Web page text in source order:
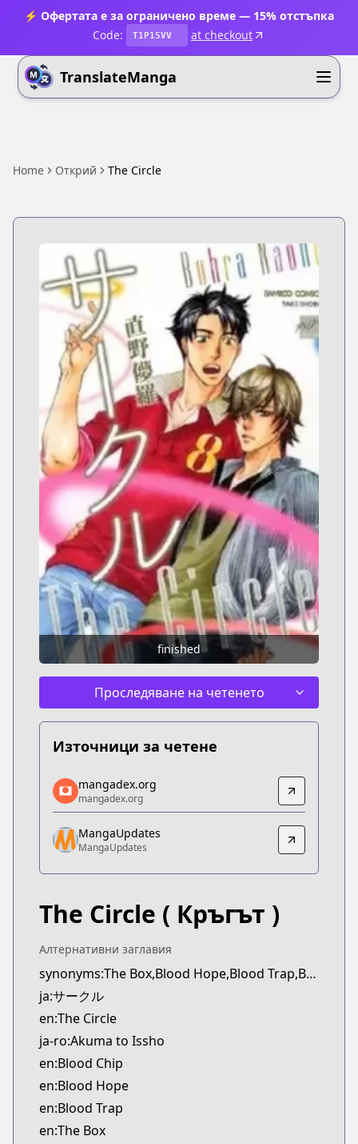
⚡ Офертата е за ограничено време — 15% отстъпка
Code:
T1P15VV at checkout
TranslateManga
Home Открий The Circle
finished
Проследяване на четенето
Източници за четене
mangadex.org
mangadex.org
https://mangadex.org/title/7838ec0f-6dee-4316-
MangaUpdates
MangaUpdates
https://www.mangaupdates.com/
mangadex.org
mangadex.org
MangaUpdates
MangaUpdates
The Circle ( Кръгът )
Алтернативни заглавия
synonyms:The Box,Blood Hope,Blood Trap,Blood Chip,Akuma to Issho
ja:サークル
en:The Circle
ja-ro:Akuma to Issho
en:Blood Chip
en:Blood Hope
en:Blood Trap
en:The Box